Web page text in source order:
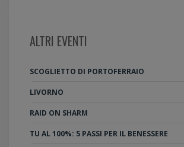
ALTRI EVENTI
SCOGLIETTO DI PORTOFERRAIO
LIVORNO
RAID ON SHARM
TU AL 100%: 5 PASSI PER IL BENESSERE